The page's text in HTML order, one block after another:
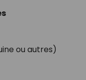
ou autres)